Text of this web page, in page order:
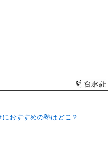
おすすめの塾はどこ？